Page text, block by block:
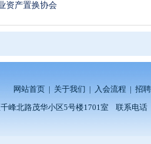
资产置换协会
网站首页 | 关于我们 | 入会流程 | 招
峰北路茂华小区5号楼1701室 联系电话